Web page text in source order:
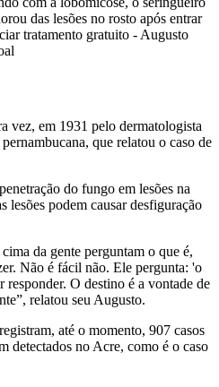
das lesões no rosto após entrar
tratamento gratuito - Augusto
vez, em 1931 pelo dermatologista
que relatou o caso de
do fungo em lesões na
lesões podem causar desfiguração
da gente perguntam o que é,
Não é fácil não. Ele pergunta: 'o
responder. O destino é a vontade de
relatou seu Augusto.
até o momento, 907 casos
detectados no Acre, como é o caso